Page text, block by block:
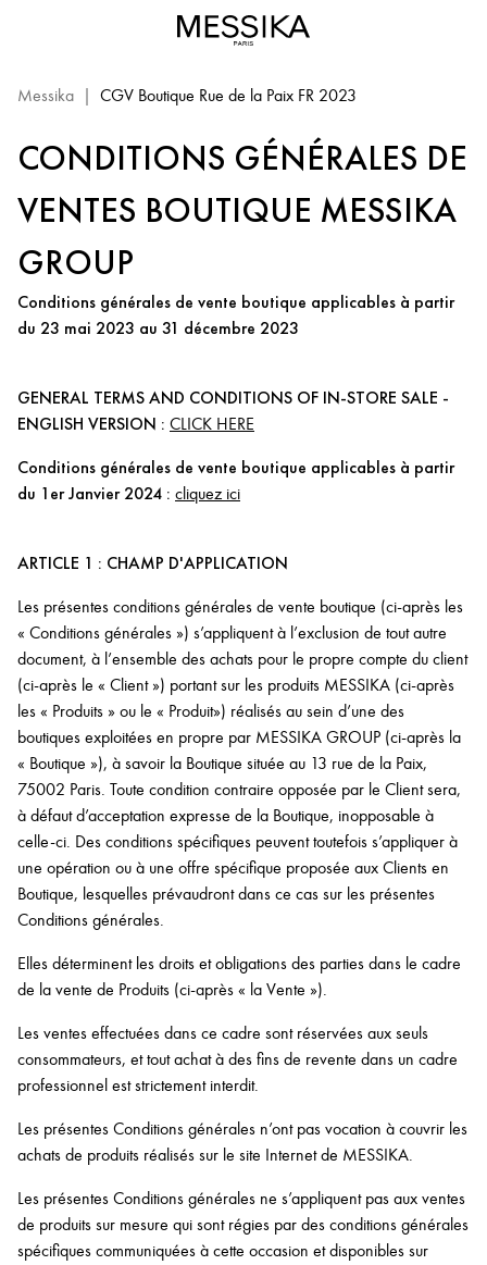
Messika | CGV Boutique Rue de la Paix FR 2023
CONDITIONS GÉNÉRALES DE
VENTES BOUTIQUE MESSIKA
GROUP
Conditions générales de vente boutique applicables à partir
du 23 mai 2023 au 31 décembre 2023
GENERAL TERMS AND CONDITIONS OF IN-STORE SALE -
ENGLISH VERSION : CLICK HERE
Conditions générales de vente boutique applicables à partir
du 1er Janvier 2024 : cliquez ici
ARTICLE 1 : CHAMP D'APPLICATION
Les présentes conditions générales de vente boutique (ci-après les
« Conditions générales ») s’appliquent à l’exclusion de tout autre
document, à l’ensemble des achats pour le propre compte du client
(ci-après le « Client ») portant sur les produits MESSIKA (ci-après
les « Produits » ou le « Produit») réalisés au sein d’une des
boutiques exploitées en propre par MESSIKA GROUP (ci-après la
« Boutique »), à savoir la Boutique située au 13 rue de la Paix,
75002 Paris. Toute condition contraire opposée par le Client sera,
à défaut d’acceptation expresse de la Boutique, inopposable à
celle-ci. Des conditions spécifiques peuvent toutefois s’appliquer à
une opération ou à une offre spécifique proposée aux Clients en
Boutique, lesquelles prévaudront dans ce cas sur les présentes
Conditions générales.
Elles déterminent les droits et obligations des parties dans le cadre
de la vente de Produits (ci-après « la Vente »).
Les ventes effectuées dans ce cadre sont réservées aux seuls
consommateurs, et tout achat à des fins de revente dans un cadre
professionnel est strictement interdit.
Les présentes Conditions générales n’ont pas vocation à couvrir les
achats de produits réalisés sur le site Internet de MESSIKA.
Les présentes Conditions générales ne s’appliquent pas aux ventes
de produits sur mesure qui sont régies par des conditions générales
spécifiques communiquées à cette occasion et disponibles sur